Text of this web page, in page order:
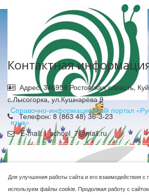
Cправочно-информационный портал
язык»
Контактная
Адрес: 346959 Ростовская область,
с.Лысогорка, ул.Кушнарёва 9
Телефон: 8 (863 48) 36-3-23
E-mail: l_school_7@mail.ru
Для улучшения работы сайта и его взаимодействия
используем файлы cookie. Продолжая работу с